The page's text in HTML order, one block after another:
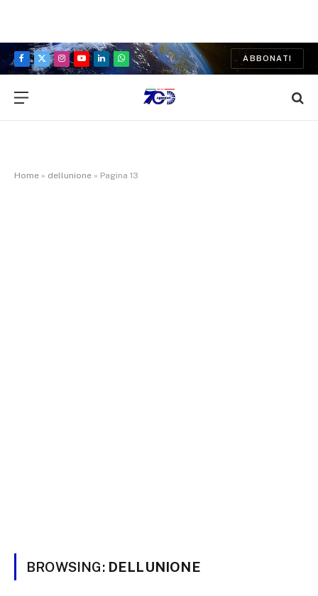
Facebook
X
Instagram
YouTubeLinkedInWhatsApp
ABBONATI
Home » dellunione » Pagina 13
BROWSING: DELLUNIONE